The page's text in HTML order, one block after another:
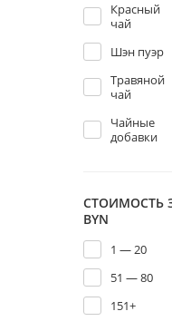
Красный
чай
Шэн пуэр
Травяной
чай
Чайные
добавки
СТОИМОСТЬ
BYN
1 — 20
51 — 80
151+